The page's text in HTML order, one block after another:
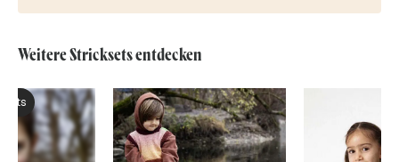
Weitere Stricksets entdecken